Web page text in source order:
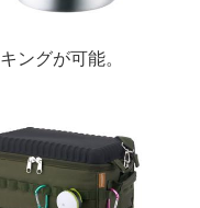
ングが可能。